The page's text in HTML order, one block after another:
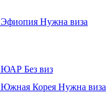
Эфиопия Нужна виза
ЮАР Без виз
Южная Корея Нужна виза